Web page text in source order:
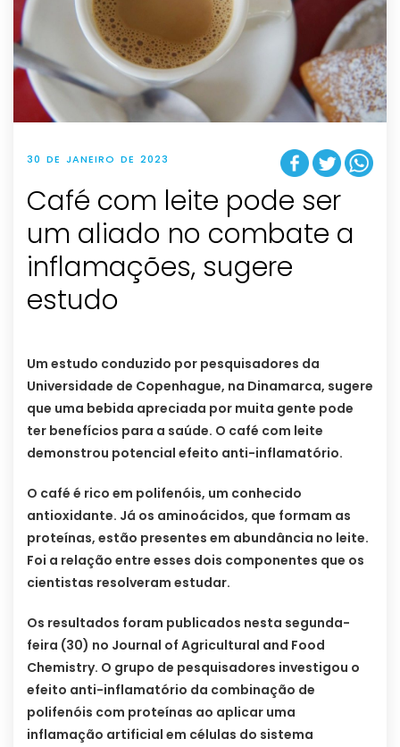
30 DE JANEIRO DE 2023
Café com leite pode ser
um aliado no combate a
inflamações, sugere
estudo
Um estudo conduzido por pesquisadores da
Universidade de Copenhague, na Dinamarca, sugere
que uma bebida apreciada por muita gente pode
ter benefícios para a saúde. O café com leite
demonstrou potencial efeito anti-inflamatório.
O café é rico em polifenóis, um conhecido
antioxidante. Já os aminoácidos, que formam as
proteínas, estão presentes em abundância no leite.
Foi a relação entre esses dois componentes que os
cientistas resolveram estudar.
Os resultados foram publicados nesta segunda-
feira (30) no Journal of Agricultural and Food
Chemistry. O grupo de pesquisadores investigou o
efeito anti-inflamatório da combinação de
polifenóis com proteínas ao aplicar uma
inflamação artificial em células do sistema